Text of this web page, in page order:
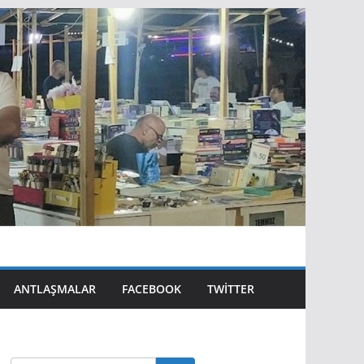
ANTLAŞMALAR FACEBOOK TWITTER